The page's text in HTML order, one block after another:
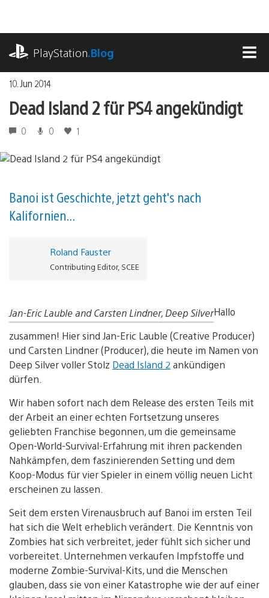
springen
PlayStation.Blog
10. Jun 2014
Dead Island 2 für PS4 angekündigt
0 0 1
Banoi ist Geschichte, jetzt geht's nach
Kalifornien...
Roland Fauster
Contributing Editor, SCEE
Jan-Eric Lauble and Carsten Lindner, Deep SilverHallo
zusammen! Hier sind Jan-Eric Lauble (Creative Producer)
und Carsten Lindner (Producer), die heute im Namen von
Deep Silver voller Stolz Dead Island 2 ankündigen
dürfen.
Wir haben sofort nach dem Release des ersten Teils mit
der Arbeit an einer echten Fortsetzung unseres
geliebten Franchise begonnen, um die gemeinsame
Open-World-Survival-Erfahrung mit ihren packenden
Nahkämpfen, dem faszinierenden Setting und dem
Koop-Modus für vier Spieler in einem völlig neuen Licht
erscheinen zu lassen.
Seit dem ersten Virenausbruch auf Banoi im ersten Teil
hat sich die Welt erheblich verändert. Die Kenntnis von
Zombies hat sich verbreitet, jeder fühlt sich sicher und
vorbereitet. Unternehmen verkaufen Impfstoffe und
moderne Zombie-Survival-Kits, und die Menschen
glauben, dass sie von einer Katastrophe wie der auf einer